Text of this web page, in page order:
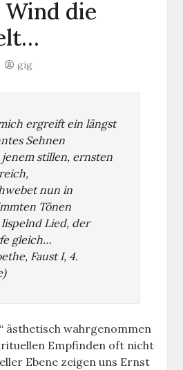
die
gig
ergreift ein längst
Sehnen
stillen, ernsten
nun in
Tönen
Lied, der
gleich…
Faust I, 4.
ästhetisch wahrgenommen
Empfinden oft nicht
Ebene zeigen uns Ernst